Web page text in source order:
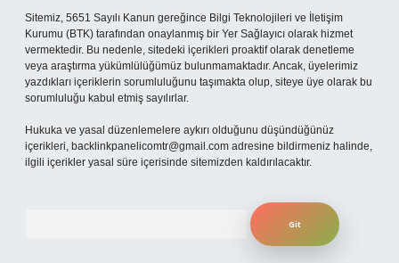
Sitemiz, 5651 Sayılı Kanun gereğince Bilgi Teknolojileri ve İletişim
Kurumu (BTK) tarafından onaylanmış bir Yer Sağlayıcı olarak hizmet
vermektedir. Bu nedenle, sitedeki içerikleri proaktif olarak denetleme
veya araştırma yükümlülüğümüz bulunmamaktadır. Ancak, üyelerimiz
yazdıkları içeriklerin sorumluluğunu taşımakta olup, siteye üye olarak bu
sorumluluğu kabul etmiş sayılırlar.
Hukuka ve yasal düzenlemelere aykırı olduğunu düşündüğünüz
içerikleri, backlinkpanelicomtr@gmail.com adresine bildirmeniz halinde,
ilgili içerikler yasal süre içerisinde sitemizden kaldırılacaktır.